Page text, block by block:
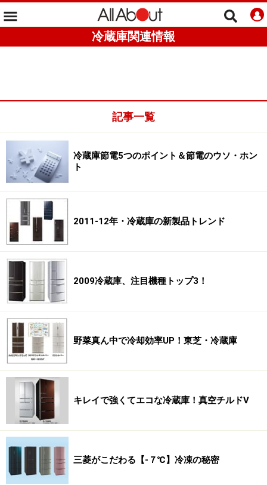
冷蔵庫関連情報
記事一覧
冷蔵庫節電5つのポイント＆節電のウソ・ホン
ト
2011-12年・冷蔵庫の新製品トレンド
2009冷蔵庫、注目機種トップ3！
野菜真ん中で冷却効率UP！東芝・冷蔵庫
キレイで強くてエコな冷蔵庫！真空チルドV
三菱がこだわる【-７℃】冷凍の秘密